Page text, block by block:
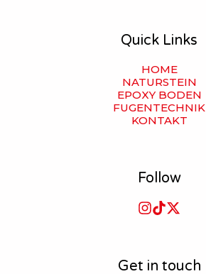
Quick Links
HOME
NATURSTEIN
EPOXY BODEN
FUGENTECHNIK
KONTAKT
Follow
Get in touch